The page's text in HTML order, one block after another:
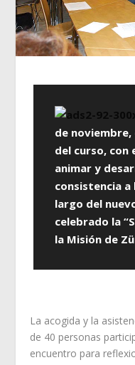
de
del curso, con
animar y
consistencia
largo del
celebrado la
la Misión de
La acogida y la
de 40 personas
encuentro para